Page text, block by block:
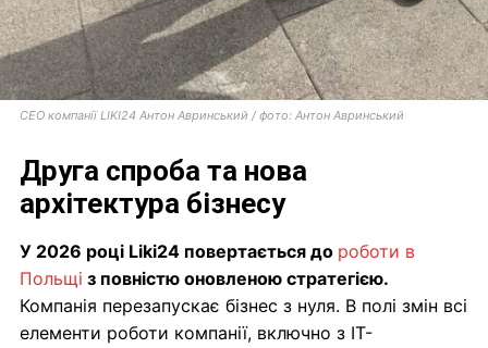
CEO компанії LIKI24 Антон Авринський / фото: Антон Авринський
Друга спроба та нова
архітектура бізнесу
У 2026 році Liki24 повертається до роботи в
Польщі з повністю оновленою стратегією.
Компанія перезапускає бізнес з нуля. В полі змін всі
елементи роботи компанії, включно з IT-